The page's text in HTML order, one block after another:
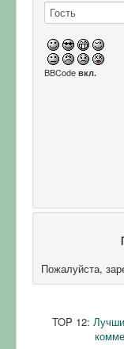
BBCode вкл.
Пожалуйста,
TOP 12: